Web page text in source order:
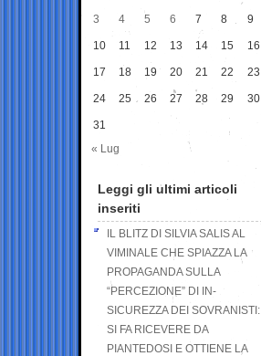
3 4 5 6 7 8 9
10 11 12 13 14 15 16
17 18 19 20 21 22 23
24 25 26 27 28 29 30
31
« Lug
Leggi gli ultimi articoli
inseriti
IL BLITZ DI SILVIA SALIS AL
VIMINALE CHE SPIAZZA LA
PROPAGANDA SULLA
“PERCEZIONE” DI IN-
SICUREZZA DEI SOVRANISTI:
SI FA RICEVERE DA
PIANTEDOSI E OTTIENE LA